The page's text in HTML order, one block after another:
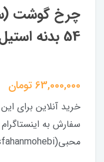
54 بدنه استیل
63,000,000تومان
خرید آنلاین برای
سفارش به
محبی(esfahanmohebi)مراجعه فرمایید